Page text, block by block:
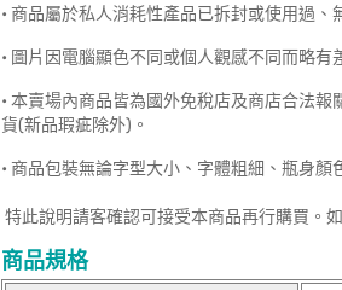
• 商品屬於私人消耗性產品已拆封或使用過
• 圖片因電腦顯色不同或個人觀感不同而略有
• 本賣場內商品皆為國外免稅店及商店合法
貨(新品瑕疵除外)。
• 商品包裝無論字型大小、字體粗細、瓶身
特此說明請客確認可接受本商品再行購買。
商品規格